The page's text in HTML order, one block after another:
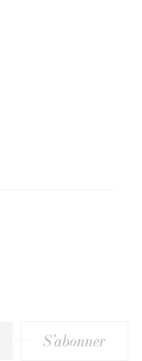
S’abonner